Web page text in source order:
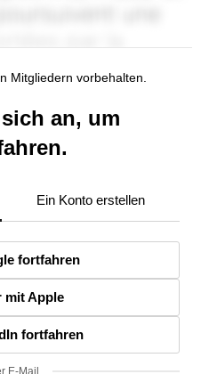
Mitgliedern vorbehalten.
an, um
Ein Konto erstellen
fortfahren
mit Apple
fortfahren
E-Mail